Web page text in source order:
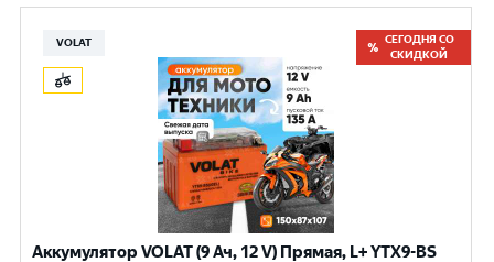
VOLAT
СЕГОДНЯ СО
СКИДКОЙ
Аккумулятор VOLAT (9 Ач, 12 V) Прямая, L+ YTX9-BS